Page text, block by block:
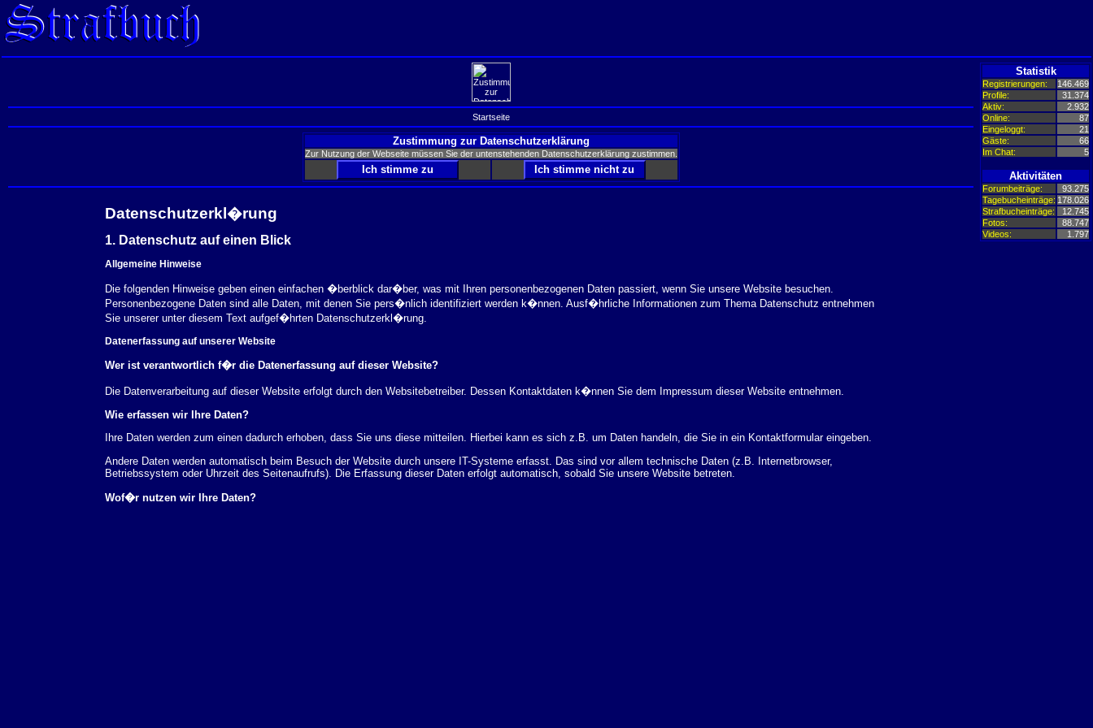
Startseite
Zustimmung zur Datenschutzerklärung
Zur Nutzung der Webseite müssen Sie der untenstehenden Datenschutzerklärung zustimmen.
Datenschutzerkl�rung
1. Datenschutz auf einen Blick
Allgemeine Hinweise
Die folgenden Hinweise geben einen einfachen �berblick dar�ber, was mit Ihren personenbezogenen Daten passiert, wenn Sie unsere Website besuchen.
Personenbezogene Daten sind alle Daten, mit denen Sie pers�nlich identifiziert werden k�nnen. Ausf�hrliche Informationen zum Thema Datenschutz entnehmen
Sie unserer unter diesem Text aufgef�hrten Datenschutzerkl�rung.
Datenerfassung auf unserer Website
Wer ist verantwortlich f�r die Datenerfassung auf dieser Website?
Die Datenverarbeitung auf dieser Website erfolgt durch den Websitebetreiber. Dessen Kontaktdaten k�nnen Sie dem Impressum dieser Website entnehmen.
Wie erfassen wir Ihre Daten?
Ihre Daten werden zum einen dadurch erhoben, dass Sie uns diese mitteilen. Hierbei kann es sich z.B. um Daten handeln, die Sie in ein Kontaktformular eingeben.
Andere Daten werden automatisch beim Besuch der Website durch unsere IT-Systeme erfasst. Das sind vor allem technische Daten (z.B. Internetbrowser,
Betriebssystem oder Uhrzeit des Seitenaufrufs). Die Erfassung dieser Daten erfolgt automatisch, sobald Sie unsere Website betreten.
Wof�r nutzen wir Ihre Daten?
Statistik
Registrierungen:
146.469
Profile:
31.374
Aktiv:
2.932
Online:
87
Eingeloggt:
21
Gäste:
66
Im Chat:
5
Aktivitäten
Forumbeiträge:
93.275
Tagebucheinträge: 178.026
Strafbucheinträge:
12.745
Fotos:
88.747
Videos:
1.797